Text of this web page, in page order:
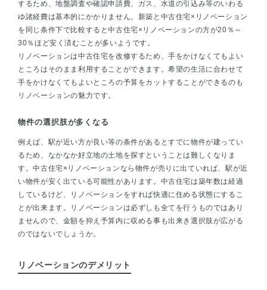
するため、地盤調査や確認申請費、ガス、水道の引込み等のいわる
ゆ諸経費は基本的にかかりません。新築と中古住宅×リノベーション
を同じ条件下で比較すると中古住宅×リノベーションの方が20％～
30％ほど安く済むことが多いようです。
リノベーションは中古住宅を改修するため、手をかけなくてもよい
ところはそのまま利用することができます。希望の生活に合わせて
手をかけなくてもよいところの予算をカットすることができるのも
リノベーションの魅力です。
物件の選択肢が多くなる
例えば、駅が近い方が良い等の条件があるとすでに物件が建ってい
るため、なかなか好立地の土地を探すということは難しくなりま
す。中古住宅×リノベーションなら物件が売りに出ていれば、駅が近
い物件が安く出ている可能性があります。中古住宅は築年数は経過
しているけど、リノベーションをすれば快適に住める状態にするこ
とが出来ます。リノベーションは必ずしも全てを行うものではあり
ませんので、金額を抑え予算内に収める事も出来き選択肢が広がる
のではないでしょうか。
リノベーションのデメリット